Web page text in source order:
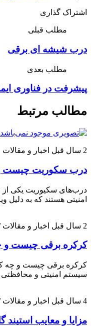
اشتراک گذاری
مطلب قبلی
درب شیشه ای برقی
مطلب بعدی
پیشرفت در فناوری
مطالب مرتبط
2 سال قبل اخبار و مقالات
درب سکوریت چیست و
درب‌های سکیوریت یکی از
امنیتی هستند که به
2 سال قبل اخبار و
کرکره برقی چیست و
کرکره برقی چیست و چه
سیستم امنیتی و
4 سال قبل اخبار و
مزایا و معایب